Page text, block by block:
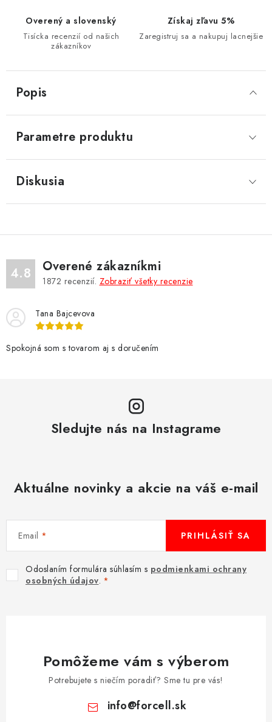
Overený a slovenský
Tisícka recenzií od našich
zákazníkov
Získaj zľavu 5%
Zaregistruj sa a nakupuj lacnejšie
Popis
Parametre produktu
Diskusia
4.8 Overené zákazníkmi
1872 recenzií. Zobraziť všetky recenzie
Tana Bajcevova
Spokojná som s tovarom aj s doručením
Sledujte nás na Instagrame
Aktuálne novinky a akcie na váš e-mail
Email
Odoslaním formulára súhlasím s podmienkami ochrany
osobných údajov.
PRIHLÁSIŤ SA
Pomôžeme vám s výberom
Potrebujete s niečím poradiť? Sme tu pre vás!
info@forcell.sk